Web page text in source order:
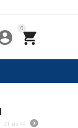
0

21 из 44